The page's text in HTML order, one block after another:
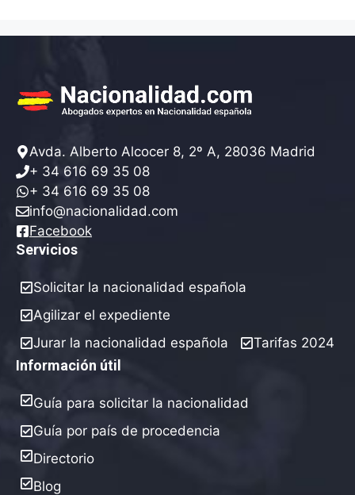
Avda. Alberto Alcocer 8, 2º A, 28036 Madrid
+ 34 616 69 35 08
+ 34 616 69 35 08
info@nacionalidad.com
Facebook
Servicios
Solicitar la nacionalidad española
Agilizar el expediente
Jurar la nacionalidad española
Tarifas 2024
Información útil
Guía para solicitar la nacionalidad
Guía por país de procedencia
Directorio
Blog